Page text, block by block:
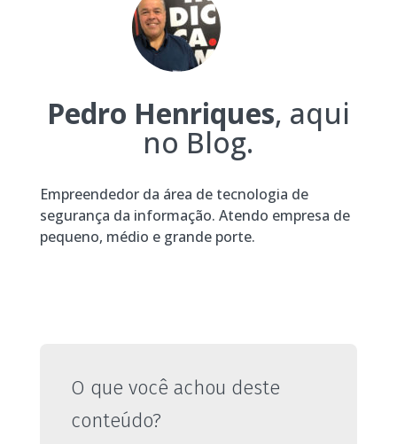
Pedro Henriques, aqui
no Blog.
Empreendedor da área de tecnologia de
segurança da informação. Atendo empresa de
pequeno, médio e grande porte.
O que você achou deste
conteúdo?